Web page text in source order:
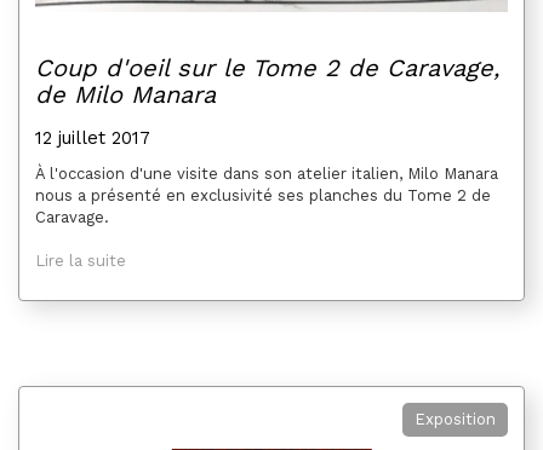
Coup d'oeil sur le Tome 2 de Caravage,
de Milo Manara
12 juillet 2017
À l'occasion d'une visite dans son atelier italien, Milo Manara
nous a présenté en exclusivité ses planches du Tome 2 de
Caravage.
Lire la suite
Exposition